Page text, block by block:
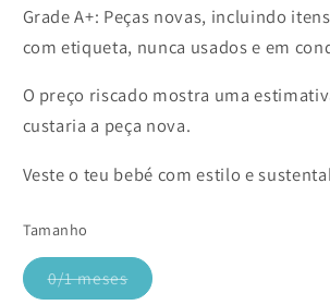
Grade A+: Peças novas, incluindo
com etiqueta, nunca usados e em
O preço riscado mostra uma
custaria a peça nova.
Veste o teu bebé com estilo e
Tamanho
0/1 meses
Variante